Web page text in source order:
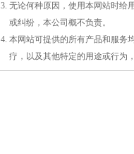
3. 无论何种原因，使用本网站时给
或纠纷，本公司概不负责。
4. 本网站可提供的所有产品和服务
疗，以及其他特定的用途或行为